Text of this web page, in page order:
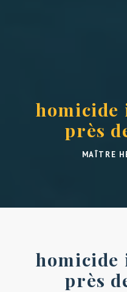
homicide
près
MAÎTRE
homicide
près